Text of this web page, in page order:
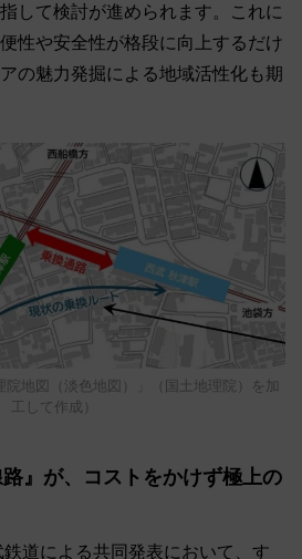
して検討が進められます。これに
性や安全性が格段に向上するだけ
の魅力発掘による地域活性化も期
地図（淡色地図）」（国土地理院）を加
工して作成）
』が、コストをかけず極上の
道による共同発表において、す